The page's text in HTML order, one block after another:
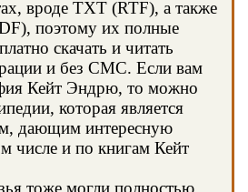
вроде TXT (RTF), а также
поэтому их полные
скачать и читать
и без СМС. Если вам
Кейт Эндрю, то можно
которая является
дающим интересную
числе и по книгам Кейт
тоже могли полностью